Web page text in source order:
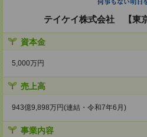
テイケイ株式会社 【東
資本金
5,000万円
売上高
943億9,898万円(連結・令和7年6月)
事業内容